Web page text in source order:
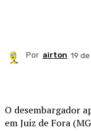
Por airton 19
O desembargador
em Juiz de Fora